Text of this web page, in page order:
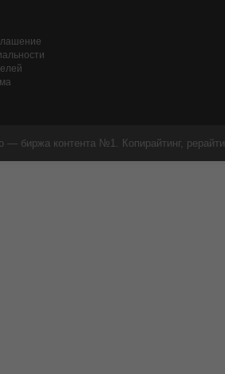
— биржа контента №1. Копирайтинг,